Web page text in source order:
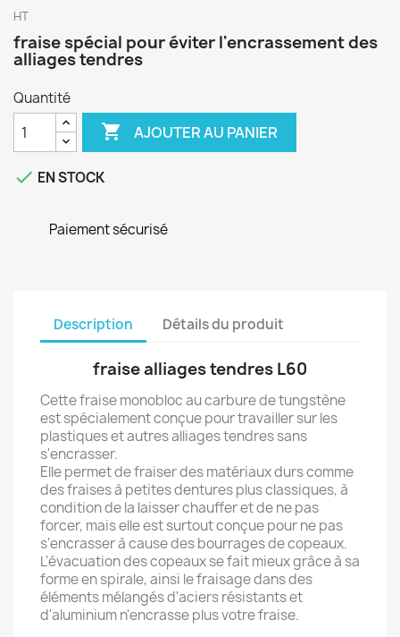
HT
fraise spécial pour éviter l'encrassement des
alliages tendres
Quantité
 AJOUTER AU PANIER
 EN STOCK
Paiement sécurisé
Description Détails du produit
fraise alliages tendres L60
Cette fraise monobloc au carbure de tungstène
est spécialement conçue pour travailler sur les
plastiques et autres alliages tendres sans
s'encrasser.
Elle permet de fraiser des matériaux durs comme
des fraises à petites dentures plus classiques, à
condition de la laisser chauffer et de ne pas
forcer, mais elle est surtout conçue pour ne pas
s'encrasser à cause des bourrages de copeaux.
L'évacuation des copeaux se fait mieux grâce à sa
forme en spirale, ainsi le fraisage dans des
éléments mélangés d'aciers résistants et
d'aluminium n'encrasse plus votre fraise.